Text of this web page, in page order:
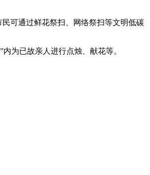
可通过鲜花祭扫、网络祭扫等文明低碳
为已故亲人进行点烛、献花等。